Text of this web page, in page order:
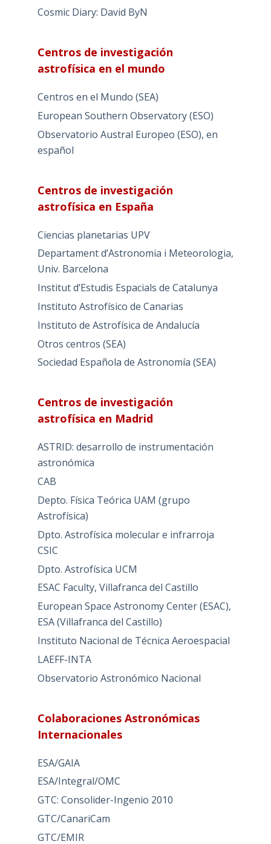
Cosmic Diary: David ByN
Centros de investigación
astrofísica en el mundo
Centros en el Mundo (SEA)
European Southern Observatory (ESO)
Observatorio Austral Europeo (ESO), en
español
Centros de investigación
astrofísica en España
Ciencias planetarias UPV
Departament d’Astronomia i Meteorologia,
Univ. Barcelona
Institut d’Estudis Espacials de Catalunya
Instituto Astrofísico de Canarias
Instituto de Astrofísica de Andalucía
Otros centros (SEA)
Sociedad Española de Astronomía (SEA)
Centros de investigación
astrofísica en Madrid
ASTRID: desarrollo de instrumentación
astronómica
CAB
Depto. Física Teórica UAM (grupo
Astrofísica)
Dpto. Astrofísica molecular e infrarroja
CSIC
Dpto. Astrofísica UCM
ESAC Faculty, Villafranca del Castillo
European Space Astronomy Center (ESAC),
ESA (Villafranca del Castillo)
Instituto Nacional de Técnica Aeroespacial
LAEFF-INTA
Observatorio Astronómico Nacional
Colaboraciones Astronómicas
Internacionales
ESA/GAIA
ESA/Integral/OMC
GTC: Consolider-Ingenio 2010
GTC/CanariCam
GTC/EMIR